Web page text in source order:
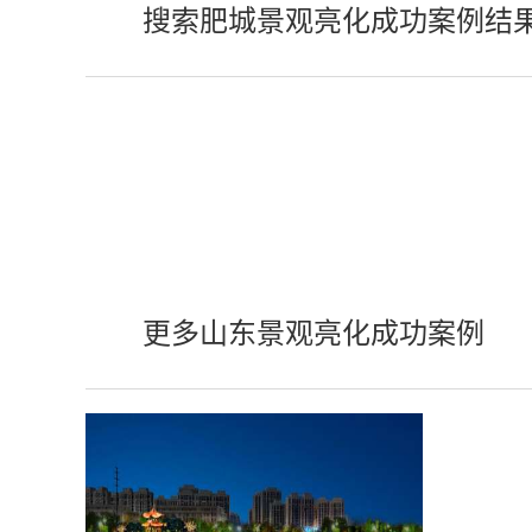
搜索肥城景观亮化成功案例结
更多山东景观亮化成功案例